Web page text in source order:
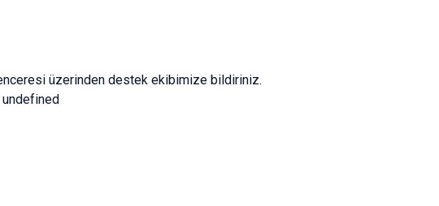
üzerinden destek ekibimize bildiriniz.